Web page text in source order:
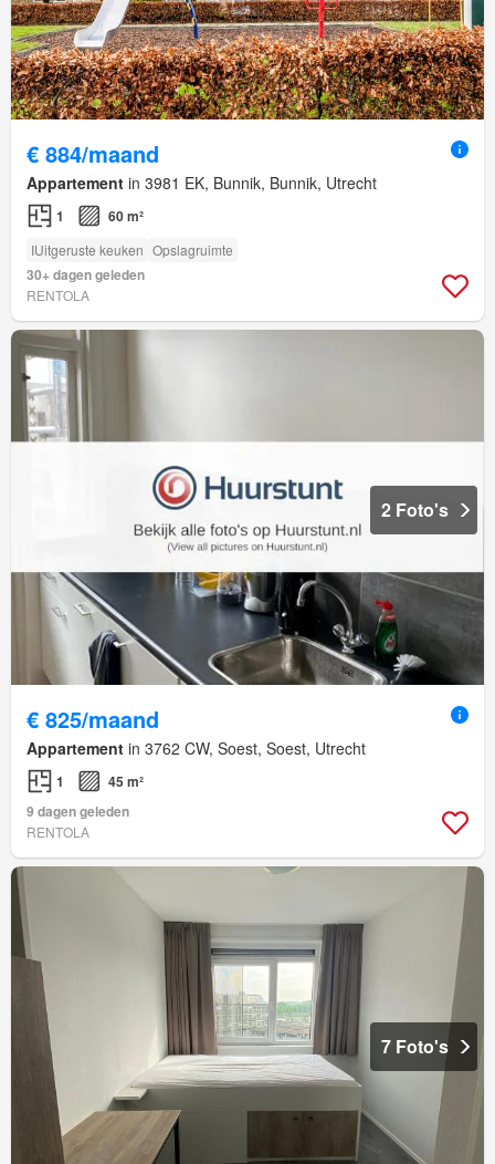
€ 884/maand
Appartement in 3981 EK, Bunnik, Bunnik, Utrecht
1 60 m²
IUitgeruste keuken Opslagruimte
30+ dagen geleden
RENTOLA
2 Foto's
€ 825/maand
Appartement in 3762 CW, Soest, Soest, Utrecht
1
45 m²
9 dagen geleden
RENTOLA
7 Foto's